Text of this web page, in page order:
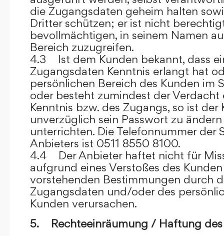
die Zugangsdaten geheim halten
Dritter schützen; er ist nicht
bevollmächtigen, in seinem Namen
Bereich zuzugreifen.
4.3 Ist dem Kunden bekannt, dass
Zugangsdaten Kenntnis erlangt hat
persönlichen Bereich des Kunden im
oder besteht zumindest der Verdacht
Kenntnis bzw. des Zugangs, so ist
unverzüglich sein Passwort zu
unterrichten. Die Telefonnummer der
Anbieters ist 0511 8550 8100.
4.4 Der Anbieter haftet nicht für
aufgrund eines Verstoßes des
vorstehenden Bestimmungen durch
Zugangsdaten und/oder des
Kunden verursachen.
5. Rechteeinräumung / Haftung des